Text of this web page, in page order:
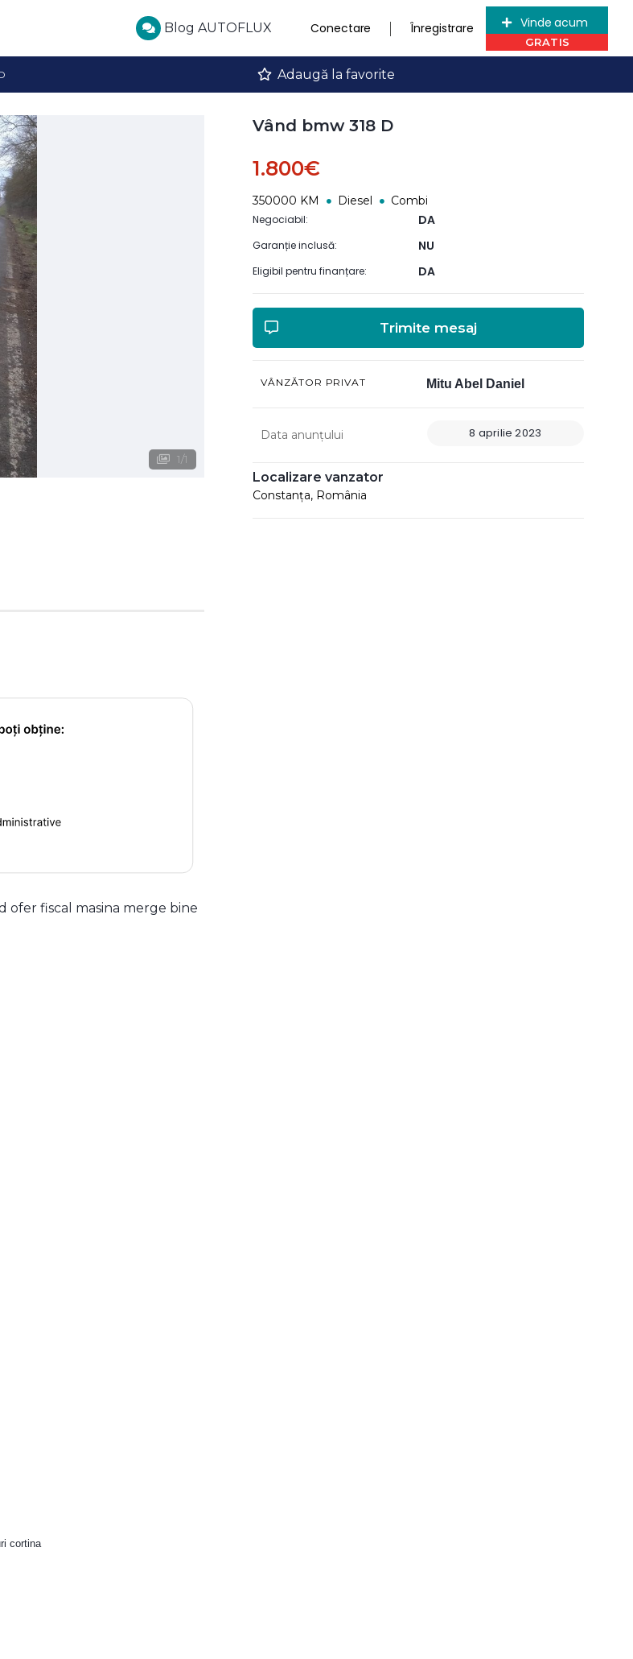
Blog AUTOFLUX Conectare Înregistrare Vinde acum
Adaugă la favorite
1/1
ofer fiscal masina merge bine
cortina
Vând bmw 318 D
1.800€
350000 KM Diesel Combi
Negociabil: DA
Garanție inclusă: NU
Eligibil pentru finanțare: DA
Trimite mesaj
VÂNZĂTOR PRIVAT Mitu Abel Daniel
Data anunțului 8 aprilie 2023
Localizare vanzator
Constanța, România